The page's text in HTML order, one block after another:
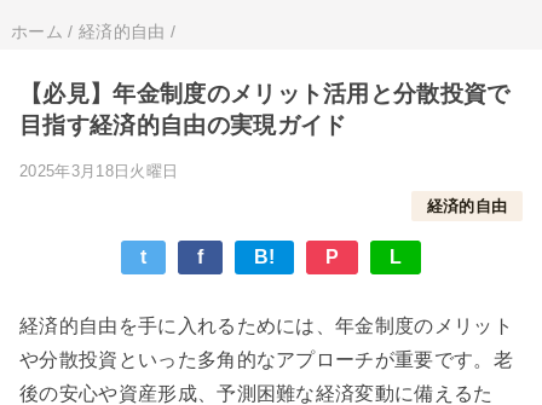
ホーム / 経済的自由 /
【必見】年金制度のメリット活用と分散投資で
目指す経済的自由の実現ガイド
2025年3月18日火曜日
経済的自由
t f B! P L
経済的自由を手に入れるためには、年金制度のメリット
や分散投資といった多角的なアプローチが重要です。老
後の安心や資産形成、予測困難な経済変動に備えるた